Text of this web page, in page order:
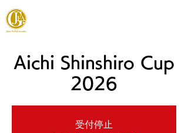
Aichi Shinshiro Cup
2026
受付停止